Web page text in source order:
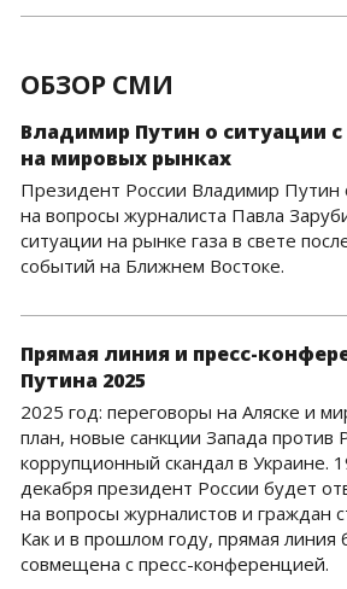
ОБЗОР СМИ
Владимир Путин о ситуации с
на мировых рынках
Президент России Владимир Путин
на вопросы журналиста Павла
ситуации на рынке газа в свете
событий на Ближнем Востоке.
Прямая линия и пресс-
Путина 2025
2025 год: переговоры на Аляске и
план, новые санкции Запада против
коррупционный скандал в Украине.
декабря президент России будет
на вопросы журналистов и граждан
Как и в прошлом году, прямая линия
совмещена с пресс-конференцией.